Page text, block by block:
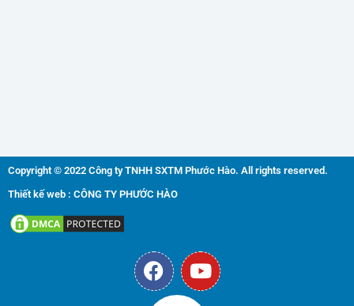
Copyright © 2022 Công ty TNHH SXTM Phước Hào. All rights reserved.
Thiết kế web : CÔNG TY PHƯỚC HÀO
F
a
c
Y
o
u